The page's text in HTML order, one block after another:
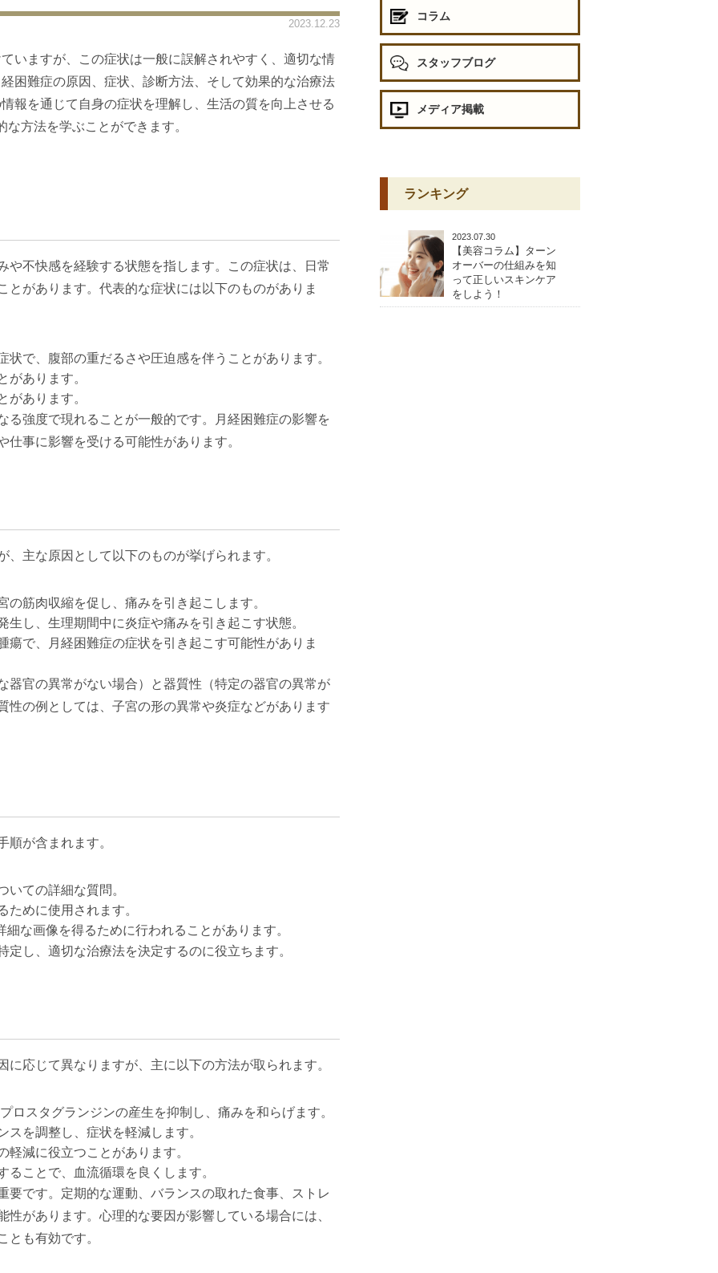
2023.12.23
いますが、この症状は一般に誤解されやすく、適切な情
困難症の原因、症状、診断方法、そして効果的な治療法
報を通じて自身の症状を理解し、生活の質を向上させる
な方法を学ぶことができます。
や不快感を経験する状態を指します。この症状は、日常
とがあります。代表的な症状には以下のものがありま
で、腹部の重だるさや圧迫感を伴うことがあります。
があります。
があります。
る強度で現れることが一般的です。月経困難症の影響を
事に影響を受ける可能性があります​​​​。
主な原因として以下のものが挙げられます。
筋肉収縮を促し、痛みを引き起こします。
し、生理期間中に炎症や痛みを引き起こす状態。
瘍で、月経困難症の症状を引き起こす可能性がありま
器官の異常がない場合）と器質性（特定の器官の異常が
性の例としては、子宮の形の異常や炎症などがあります​​​​
順が含まれます。
いての詳細な質問。
ために使用されます。
な画像を得るために行われることがあります。
し、適切な治療法を決定するのに役立ちます​​​​。
応じて異なりますが、主に以下の方法が取られます。
ロスタグランジンの産生を抑制し、痛みを和らげます。
を調整し、症状を軽減します。
減に役立つことがあります。
ことで、血流循環を良くします。
要です。定期的な運動、バランスの取れた食事、ストレ
があります。心理的な要因が影響している場合には、
とも有効です​​​​​​。
コラム
スタッフブログ
メディア掲載
ランキング
2023.07.30
【美容コラム】ターン
オーバーの仕組みを知
って正しいスキンケア
をしよう！